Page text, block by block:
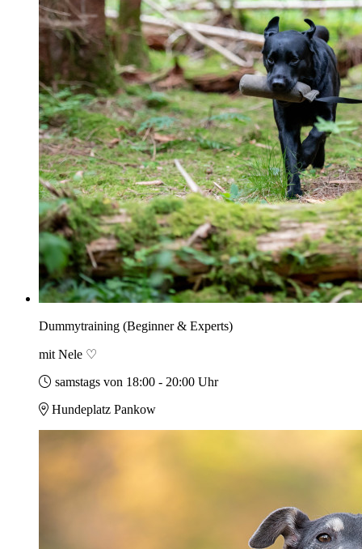
Dummytraining (Beginner & Experts)
mit Nele ♡
samstags von 18:00 - 20:00 Uhr
Hundeplatz Pankow